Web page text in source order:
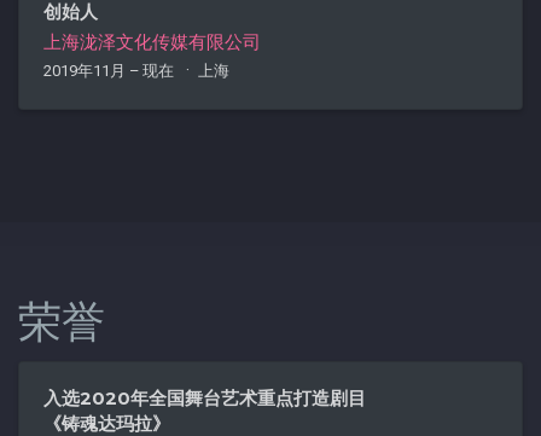
创始人
上海泷泽文化传媒有限公司
2019年11月 – 现在 上海
荣誉
入选2020年全国舞台艺术重点打造剧目
《铸魂达玛拉》